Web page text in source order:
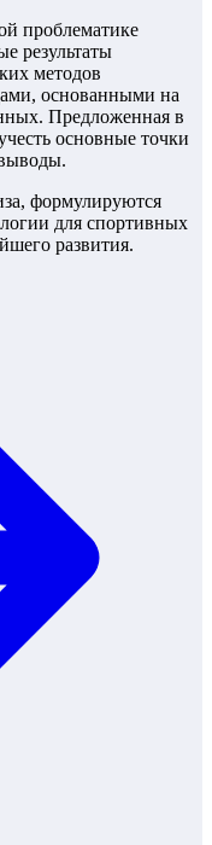
проблематике
результаты
методов
основанными на
Предложенная в
основные точки
формулируются
для спортивных
развития.